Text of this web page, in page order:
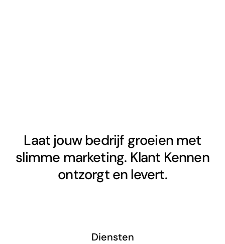
Laat jouw bedrijf groeien met
slimme marketing. Klant Kennen
ontzorgt en levert.
Diensten